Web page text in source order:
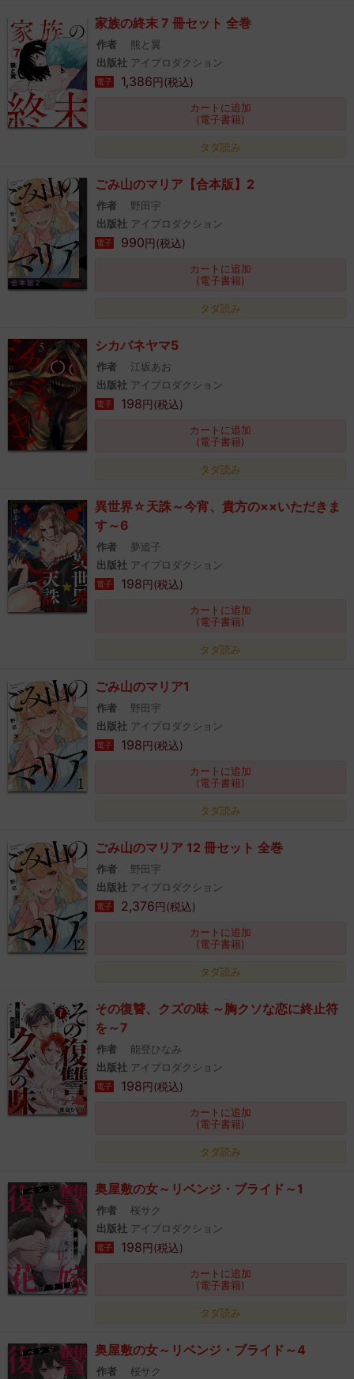
家族の終末 7 冊セット 全巻
作者
熊と翼
出版社 アイプロダクション
電子 1,386円(税込)
カートに追加
(電子書籍)
タダ読み
ごみ山のマリア【合本版】2
作者
野田宇
出版社 アイプロダクション
電子 990円(税込)
カートに追加
(電子書籍)
タダ読み
シカバネヤマ5
作者
江坂あお
出版社 アイプロダクション
電子 198円(税込)
カートに追加
(電子書籍)
タダ読み
異世界☆天誅～今宵、貴方の××いただきま
す～6
作者
夢追子
出版社 アイプロダクション
電子 198円(税込)
カートに追加
(電子書籍)
タダ読み
ごみ山のマリア1
作者
野田宇
出版社 アイプロダクション
電子 198円(税込)
カートに追加
(電子書籍)
タダ読み
ごみ山のマリア 12 冊セット 全巻
作者
野田宇
出版社 アイプロダクション
電子 2,376円(税込)
カートに追加
(電子書籍)
タダ読み
その復讐、クズの味 ～胸クソな恋に終止符
を～7
作者
能登ひなみ
出版社 アイプロダクション
電子 198円(税込)
カートに追加
(電子書籍)
タダ読み
奥屋敷の女～リベンジ・ブライド～1
作者
桜サク
出版社 アイプロダクション
電子 198円(税込)
カートに追加
(電子書籍)
タダ読み
奥屋敷の女～リベンジ・ブライド～4
作者
桜サク